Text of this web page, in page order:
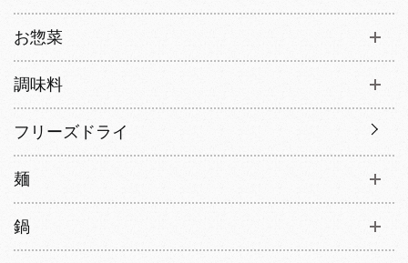
お惣菜
調味料
フリーズドライ
麺
鍋